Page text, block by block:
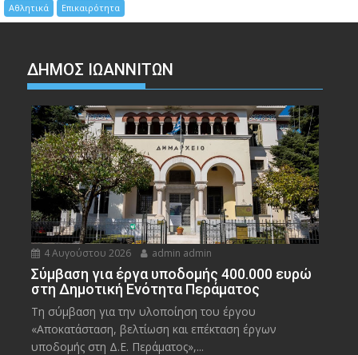
Αθλητικά Επικαιρότητα
ΔΗΜΟΣ ΙΩΑΝΝΙΤΩΝ
4 Αυγούστου 2026 admin admin
Σύμβαση για έργα υποδομής 400.000 ευρώ
στη Δημοτική Ενότητα Περάματος
Τη σύμβαση για την υλοποίηση του έργου
«Αποκατάσταση, βελτίωση και επέκταση έργων
υποδομής στη Δ.Ε. Περάματος»,...